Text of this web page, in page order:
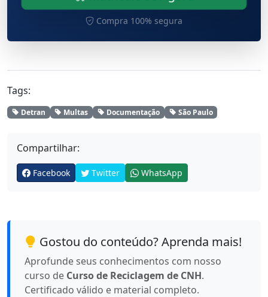
Compra 100% segura
Tags:
Detran Multas Documentação São Paulo
Compartilhar:
Facebook Twitter WhatsApp
Gostou do conteúdo? Aprenda mais!
Aprofunde seus conhecimentos com nosso
curso de Curso de Reciclagem de CNH.
Certificado válido e material completo.